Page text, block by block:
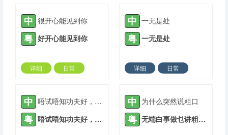
中 很开心能见到你
粤 好开心能见到你
详细
日常
中 一无是处
粤 一无是处
详细
日常
中 唔试唔知功夫好，一做就知眼界高
粤 唔试唔知功夫好，一做就知眼界高
中 为什么突然说粗口
粤 无端白事做乜讲粗口?